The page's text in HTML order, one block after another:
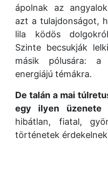
ápolnak az
azt a tulajdonságot,
lila ködös
Szinte becsukják
másik pólusára:
energiájú témákra.
De talán a mai
egy ilyen üzenete
hibátlan, fiatal,
történetek